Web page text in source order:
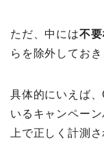
ただ、中には不要
らを除外しておき
具体的にいえば
いるキャンペー
上で正しく計測さ